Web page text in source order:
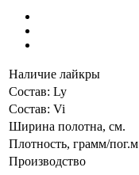
Наличие лайкры
Состав: Ly
Состав: Vi
Ширина полотна, см.
Плотность, грамм/пог.м
Производство